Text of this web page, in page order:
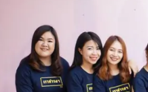
[ 8 กรกฎาคม 2026 ]
ผลงานล่าสุด